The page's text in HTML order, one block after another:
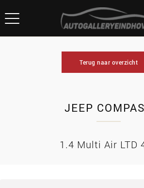
Terug naar overzicht
JEEP
1.4 Multi Air LTD